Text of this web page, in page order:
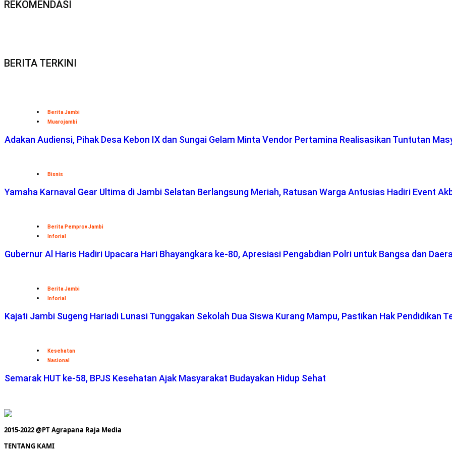
REKOMENDASI
BERITA TERKINI
Berita Jambi
Muarojambi
Adakan Audiensi, Pihak Desa Kebon IX dan Sungai Gelam Minta Vendor Pertamina Realisasikan Tuntutan
Bisnis
Yamaha Karnaval Gear Ultima di Jambi Selatan Berlangsung Meriah, Ratusan Warga Antusias Hadiri Event
Berita Pemprov Jambi
Inforial
Gubernur Al Haris Hadiri Upacara Hari Bhayangkara ke-80, Apresiasi Pengabdian Polri untuk Bangsa dan
Berita Jambi
Inforial
Kajati Jambi Sugeng Hariadi Lunasi Tunggakan Sekolah Dua Siswa Kurang Mampu, Pastikan Hak Pendidikan
Kesehatan
Nasional
Semarak HUT ke-58, BPJS Kesehatan Ajak Masyarakat Budayakan Hidup Sehat
2015-2022 @PT Agrapana Raja Media
TENTANG KAMI